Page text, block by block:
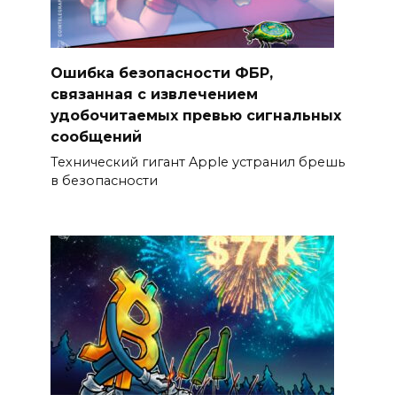
Ошибка безопасности ФБР,
связанная с извлечением
удобочитаемых превью сигнальных
сообщений
Технический гигант Apple устранил брешь
в безопасности